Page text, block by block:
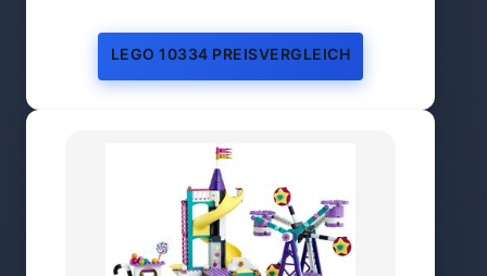
LEGO 10334 PREISVERGLEICH